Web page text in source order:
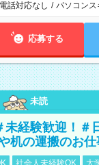
電話対応なし / パソコンス
応募する
未読
未経験歓迎！＃
机の運搬のお仕
社会人未経験OK
大